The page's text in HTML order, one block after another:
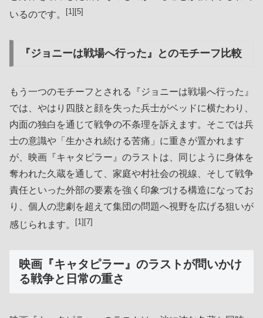
いるのです。
[1][5]
『ジョニーは戦場へ行った』とのモチーフ比較
もう一つのモチーフとされる『ジョニーは戦場へ行った』
では、やはり四肢と顔を失った兵士がベッドに横たわり、
内面の独白を通じて戦争の不条理を訴えます。そこでは兵
士の意識や「生かされ続ける苦痛」に重きが置かれます
が、映画『キャタピラー』のラストは、同じように身体を
奪われた久蔵を通して、家庭や村社会の視線、そして戦争
責任といった外部の要素を強く印象づける構造になってお
り、個人の悲劇を超えて集団の問題へ視野を広げる狙いが
感じられます。
[1][7]
映画『キャタピラー』のラストが問いかけ
る戦争と日常の重さ